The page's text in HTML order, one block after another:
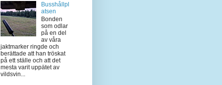
Busshållpl
atsen
Bonden
som odlar
på en del
av våra
jaktmarker ringde och
berättade att han tröskat
på ett ställe och att det
mesta varit uppätet av
vildsvin...